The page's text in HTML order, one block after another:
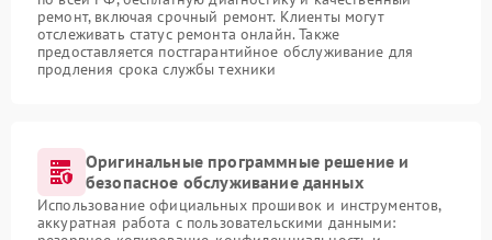
ремонт, включая срочный ремонт. Клиенты могут
отслеживать статус ремонта онлайн. Также
предоставляется постгарантийное обслуживание для
продления срока службы техники
Оригинальные программные решение и
безопасное обслуживание данных
Использование официальных прошивок и инструментов,
аккуратная работа с пользовательскими данными: